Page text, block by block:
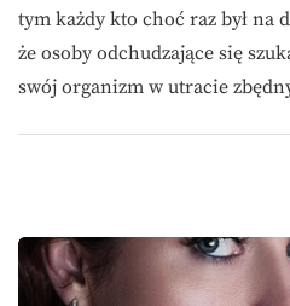
tym każdy kto choć raz był na
że osoby odchudzające się
swój organizm w utracie